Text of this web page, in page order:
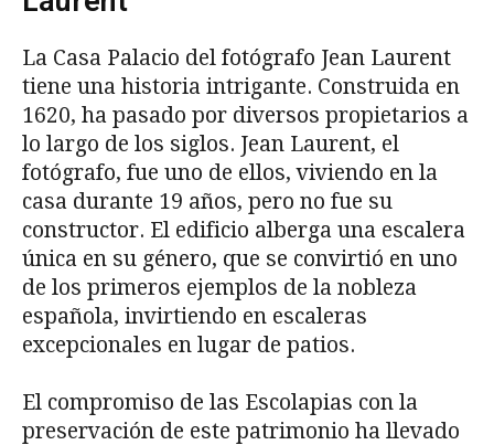
La Casa Palacio del fotógrafo Jean Laurent
tiene una historia intrigante. Construida en
1620, ha pasado por diversos propietarios a
lo largo de los siglos. Jean Laurent, el
fotógrafo, fue uno de ellos, viviendo en la
casa durante 19 años, pero no fue su
constructor. El edificio alberga una escalera
única en su género, que se convirtió en uno
de los primeros ejemplos de la nobleza
española, invirtiendo en escaleras
excepcionales en lugar de patios.
El compromiso de las Escolapias con la
preservación de este patrimonio ha llevado